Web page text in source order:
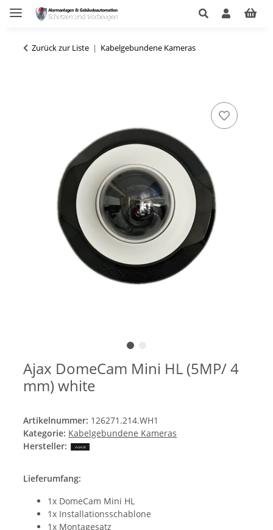
Zurück zur Liste Kabelgebundene Kameras
Ajax DomeCam Mini HL (5MP/ 4
mm) white
Artikelnummer: 126271.214.WH1
Kategorie: Kabelgebundene Kameras
Hersteller:
Lieferumfang:
1x DomeCam Mini HL
1x Installationsschablone
1x Montagesatz